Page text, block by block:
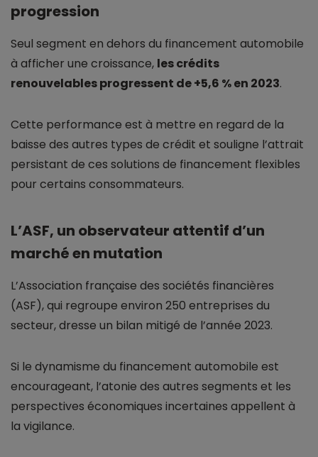
progression
Seul segment en dehors du financement automobile
à afficher une croissance, les crédits
renouvelables progressent de +5,6 % en 2023.
Cette performance est à mettre en regard de la
baisse des autres types de crédit et souligne l’attrait
persistant de ces solutions de financement flexibles
pour certains consommateurs.
L’ASF, un observateur attentif d’un
marché en mutation
L’Association française des sociétés financières
(ASF), qui regroupe environ 250 entreprises du
secteur, dresse un bilan mitigé de l’année 2023.
Si le dynamisme du financement automobile est
encourageant, l’atonie des autres segments et les
perspectives économiques incertaines appellent à
la vigilance.